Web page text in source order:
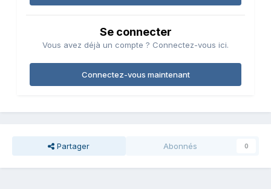
Se connecter
Vous avez déjà un compte ? Connectez-vous ici.
Connectez-vous maintenant
Partager Abonnés 0